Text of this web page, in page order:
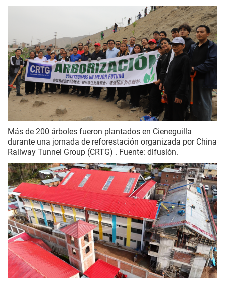
Más de 200 árboles fueron plantados en Cieneguilla
durante una jornada de reforestación organizada por China
Railway Tunnel Group (CRTG) . Fuente: difusión.